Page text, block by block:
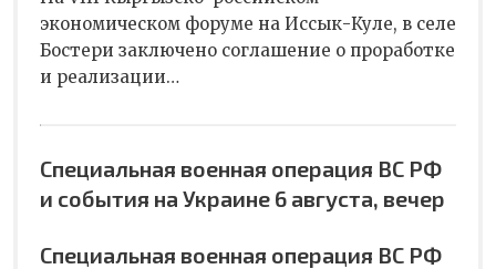
экономическом форуме на Иссык-Куле, в селе
Бостери заключено соглашение о проработке
и реализации…
Специальная военная операция ВС РФ
и события на Украине 6 августа, вечер
Специальная военная операция ВС РФ